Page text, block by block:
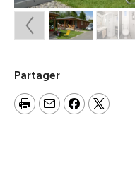
Partager